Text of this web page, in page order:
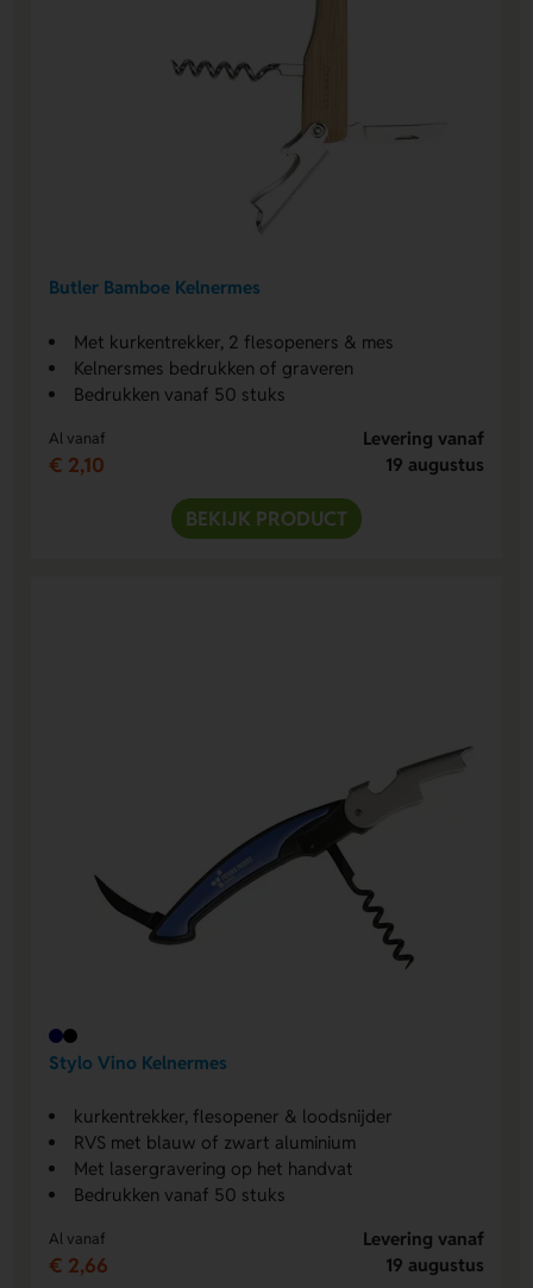
Butler Bamboe Kelnermes
Met kurkentrekker, 2 flesopeners & mes
Kelnersmes bedrukken of graveren
Bedrukken vanaf 50 stuks
Al vanaf
€ 2,10
Levering vanaf
19 augustus
BEKIJK PRODUCT
Stylo Vino Kelnermes
kurkentrekker, flesopener & loodsnijder
RVS met blauw of zwart aluminium
Met lasergravering op het handvat
Bedrukken vanaf 50 stuks
Al vanaf
€ 2,66
Levering vanaf
19 augustus